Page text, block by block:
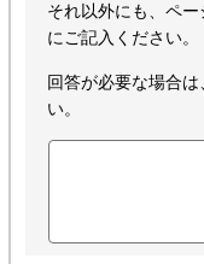
それ以外にも、ペ
にご記入ください。
回答が必要な場合は
い。